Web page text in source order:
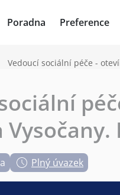
Poradna Preference
Vedoucí sociální péče -
Plný úvazek